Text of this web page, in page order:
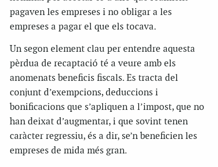
pagaven les empreses i no obligar a les
empreses a pagar el que els tocava.
Un segon element clau per entendre aquesta
pèrdua de recaptació té a veure amb els
anomenats beneficis fiscals. Es tracta del
conjunt d’exempcions, deduccions i
bonificacions que s’apliquen a l’impost, que no
han deixat d’augmentar, i que sovint tenen
caràcter regressiu, és a dir, se’n beneficien les
empreses de mida més gran.